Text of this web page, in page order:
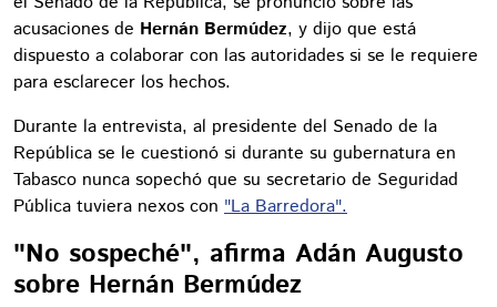
acusaciones de Hernán Bermúdez, y dijo que está
dispuesto a colaborar con las autoridades si se le requiere
para esclarecer los hechos.
Durante la entrevista, al presidente del Senado de la
República se le cuestionó si durante su gubernatura en
Tabasco nunca sopechó que su secretario de Seguridad
Pública tuviera nexos con "La Barredora".
"No sospeché", afirma Adán Augusto
sobre Hernán Bermúdez